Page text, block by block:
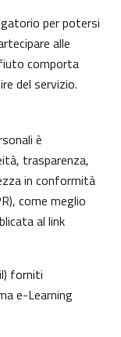
per potersi
alle
comporta
del servizio.
è
trasparenza,
in conformità
come meglio
al link
forniti
e-Learning